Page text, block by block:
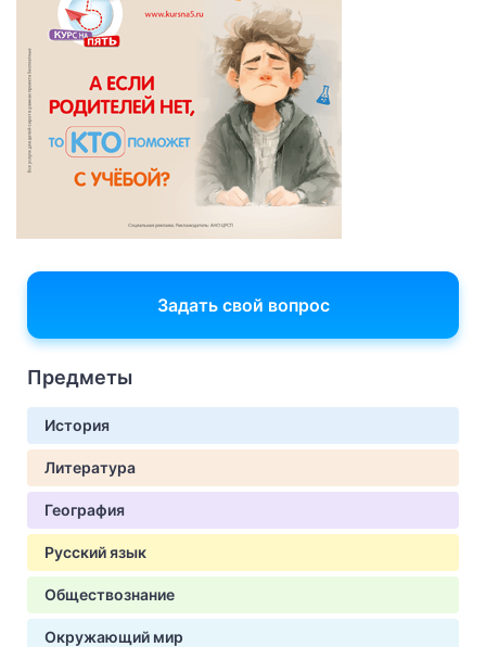
Задать свой вопрос
Предметы
История
Литература
География
Русский язык
Обществознание
Окружающий мир